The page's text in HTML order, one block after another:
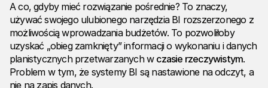
A co, gdyby mieć rozwiązanie pośrednie? To znaczy,
używać swojego ulubionego narzędzia BI rozszerzonego z
możliwością wprowadzania budżetów. To pozwoliłoby
uzyskać „obieg zamknięty” informacji o wykonaniu i danych
planistycznych przetwarzanych w czasie rzeczywistym.
Problem w tym, że systemy BI są nastawione na odczyt, a
nie na zapis danych.